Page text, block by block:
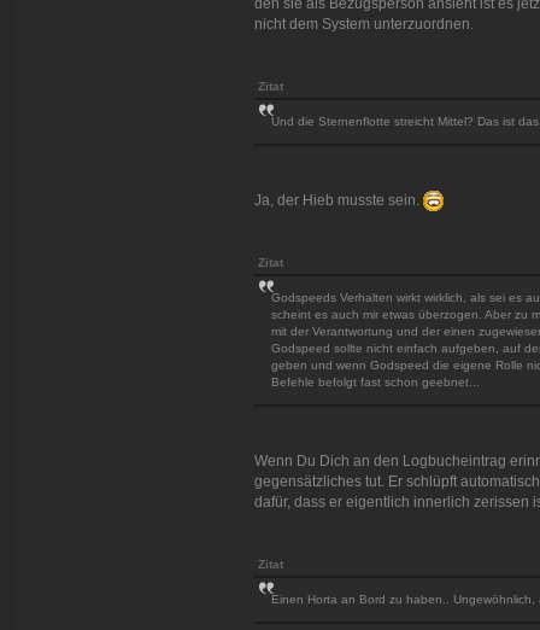
den sie als Bezugsperson ansieht ist es
nicht dem System unterzuordnen.
Zitat
Und die Sternenflotte streicht Mittel? Das ist
Ja, der Hieb musste sein.
Zitat
Godspeeds Verhalten wirkt wirklich, als sei es
scheint es auch mir etwas überzogen. Aber zu
mit der Verantwortung und der einen
Godspeed sollte nicht einfach aufgeben, auf
geben und wenn Godspeed die eigene Rolle
Befehle befolgt fast schon geebnet...
Wenn Du Dich an den Logbucheintrag
gegensätzliches tut. Er schlüpft
dafür, dass er eigentlich innerlich zerissen
Zitat
Einen Horta an Bord zu haben.. Ungewöhnlich,